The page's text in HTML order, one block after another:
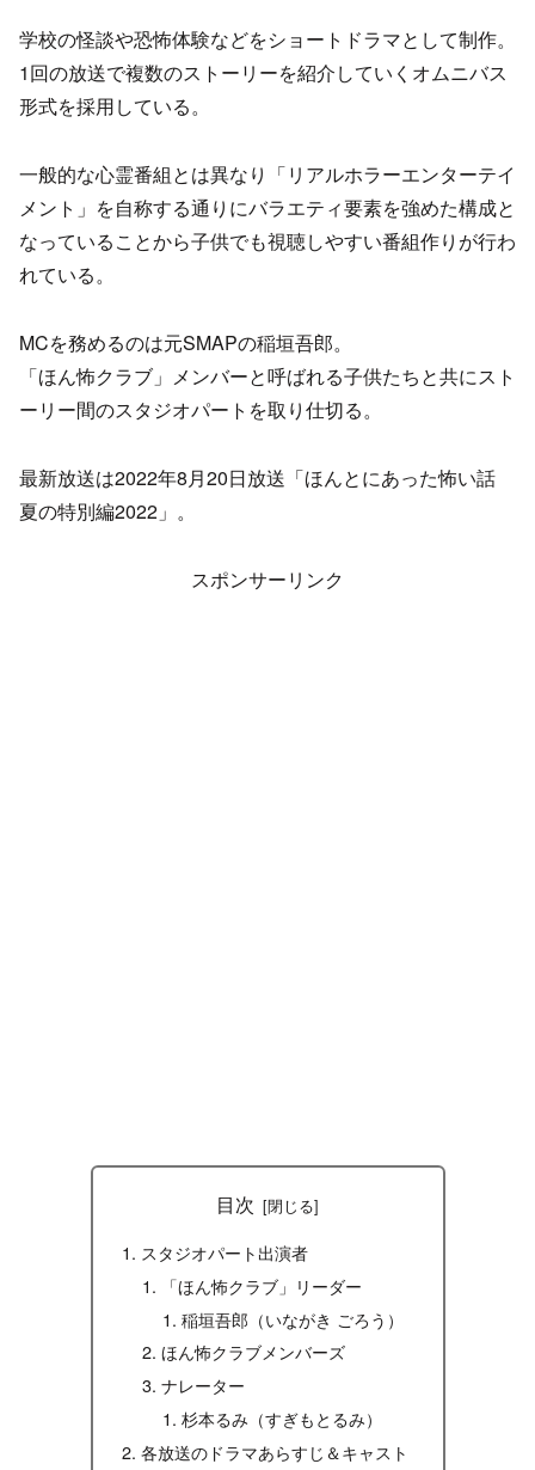
学校の怪談や恐怖体験などをショートドラマとして制作。
1回の放送で複数のストーリーを紹介していくオムニバス
形式を採用している。
一般的な心霊番組とは異なり「リアルホラーエンターテイ
メント」を自称する通りにバラエティ要素を強めた構成と
なっていることから子供でも視聴しやすい番組作りが行わ
れている。
MCを務めるのは元SMAPの稲垣吾郎。
「ほん怖クラブ」メンバーと呼ばれる子供たちと共にスト
ーリー間のスタジオパートを取り仕切る。
最新放送は2022年8月20日放送「ほんとにあった怖い話
夏の特別編2022」。
スポンサーリンク
目次
スタジオパート出演者
「ほん怖クラブ」リーダー
稲垣吾郎（いながき ごろう）
ほん怖クラブメンバーズ
ナレーター
杉本るみ（すぎもとるみ）
各放送のドラマあらすじ＆キャスト